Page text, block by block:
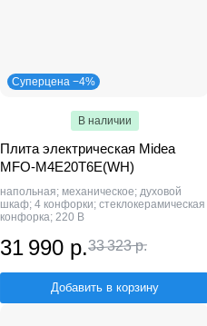
Суперцена −4%
В наличии
Плита электрическая Midea
MFO-M4E20T6E(WH)
напольная; механическое; духовой
шкаф; 4 конфорки; стеклокерамическая
конфорка; 220 В
31 990 р.33 323 р.
Добавить в корзину